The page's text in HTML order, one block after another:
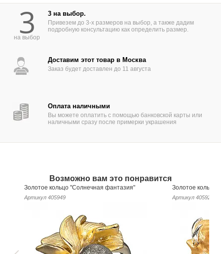
3
на выбор
3 на выбор.
Привезем до 3-х размеров на выбор, а также дадим
подробную консультацию как определить размер.
Доставим этот товар в Москва
Заказ будет доставлен до 11 августа
Оплата наличными
Вы можете оплатить с помощью банковской карты или
наличными сразу после примерки украшения
Возможно вам это понравится
Золотое кольцо "Солнечная фантазия"
Артикул 405949
Золотое кольцо
Артикул 405929